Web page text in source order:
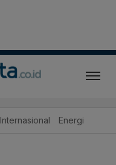
Internasional Energi